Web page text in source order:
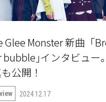
Glee Monster 新曲「
bubble｣インタビュー
公開！
2024.12.17